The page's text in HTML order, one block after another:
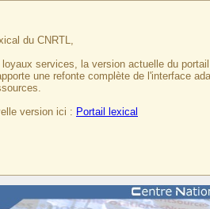
du CNRTL,
services, la version actuelle du
une refonte complète de l'interface
version ici : Portail lexical